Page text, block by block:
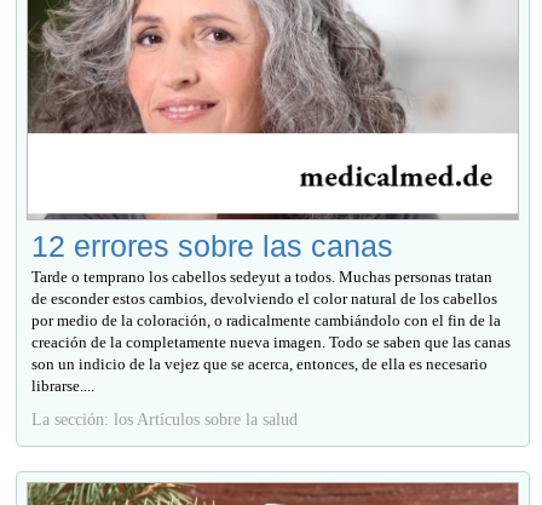
12 errores sobre las canas
Tarde o temprano los cabellos sedeyut a todos. Muchas personas tratan
de esconder estos cambios, devolviendo el color natural de los cabellos
por medio de la coloración, o radicalmente cambiándolo con el fin de la
creación de la completamente nueva imagen. Todo se saben que las canas
son un indicio de la vejez que se acerca, entonces, de ella es necesario
librarse....
La sección: los Artículos sobre la salud